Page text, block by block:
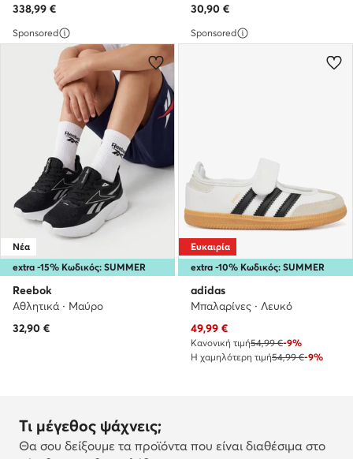
338,99 €
30,90 €
Sponsored
extra -15% Κωδικός: SUMMER
Νέα
Reebok
Αθλητικά · Μαύρο
32,90 €
Sponsored
extra -10% Κωδικός: SUMMER
Ευκαιρία
adidas
Μπαλαρίνες · Λευκό
Τρέχουσα τιμή
49,99 €
Κανονική τιμή54,99 €-9%
Η χαμηλότερη τιμή54,99 €-9%
Τι μέγεθος ψάχνεις;
Θα σου δείξουμε τα προϊόντα που είναι διαθέσιμα στο